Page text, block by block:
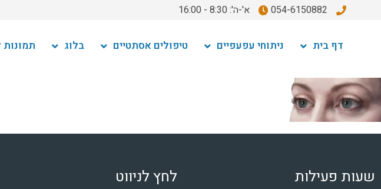
054-6150882 א'-ה': 8:30 - 16:00
דף בית ניתוחי עפעפיים טיפולים אסתטיים בלוג תמונות
שעות פעילות לחץ לניווט